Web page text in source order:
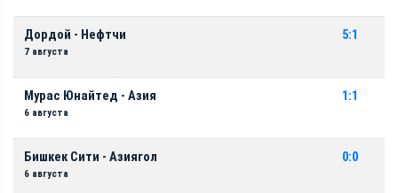
Дордой - Нефтчи
7 августа
5:1
Мурас Юнайтед - Азия
6 августа
1:1
Бишкек Сити - Азиягол
6 августа
0:0